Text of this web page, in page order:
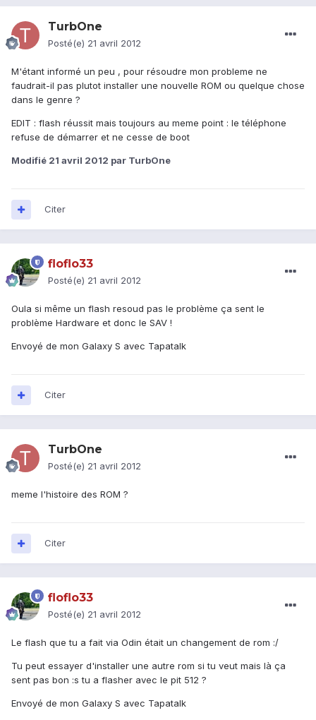
TurbOne
Posté(e) 21 avril 2012
M'étant informé un peu , pour résoudre mon probleme ne
faudrait-il pas plutot installer une nouvelle ROM ou quelque chose
dans le genre ?
EDIT : flash réussit mais toujours au meme point : le téléphone
refuse de démarrer et ne cesse de boot
Modifié 21 avril 2012 par TurbOne
Citer
floflo33
Posté(e) 21 avril 2012
Oula si même un flash resoud pas le problème ça sent le
problème Hardware et donc le SAV !
Envoyé de mon Galaxy S avec Tapatalk
Citer
TurbOne
Posté(e) 21 avril 2012
meme l'histoire des ROM ?
Citer
floflo33
Posté(e) 21 avril 2012
Le flash que tu a fait via Odin était un changement de rom :/
Tu peut essayer d'installer une autre rom si tu veut mais là ça
sent pas bon :s tu a flasher avec le pit 512 ?
Envoyé de mon Galaxy S avec Tapatalk